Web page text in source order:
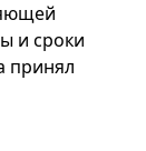
и сроки
принял